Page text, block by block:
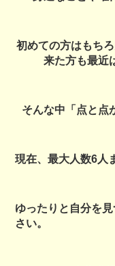
初めての方はもち
来た方も最近
そんな中「点と点
現在、最大人数6人
ゆったりと自分を
さい。